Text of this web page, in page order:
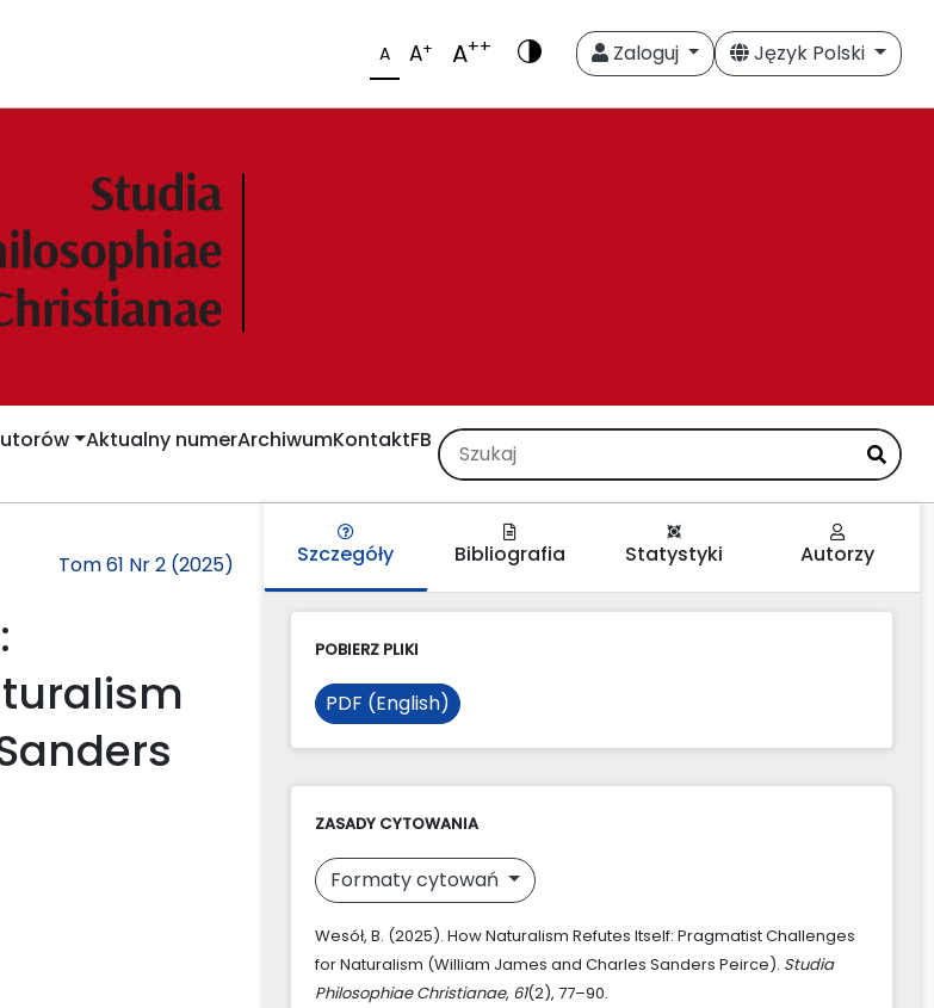
A A+ A++ Zaloguj Język Polski
Aktualny numerArchiwumKontaktFB
Tom 61 Nr 2 (2025) Szczegóły Bibliografia Statystyki Autorzy
POBIERZ PLIKI
PDF (English)
ZASADY CYTOWANIA
Formaty cytowań
Wesół, B. (2025). How Naturalism Refutes Itself: Pragmatist Challenges
for Naturalism (William James and Charles Sanders Peirce). Studia
Philosophiae Christianae, 61(2), 77–90.